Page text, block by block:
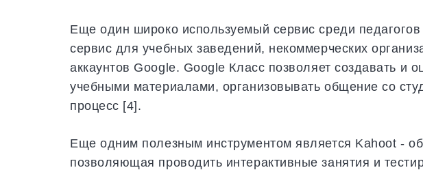
Еще один широко используемый сервис среди
сервис для учебных заведений, некоммерческих
аккаунтов Google. Google Класс позволяет создавать и
учебными материалами, организовывать общение со
процесс [4].
Еще одним полезным инструментом является Kahoot -
позволяющая проводить интерактивные занятия и